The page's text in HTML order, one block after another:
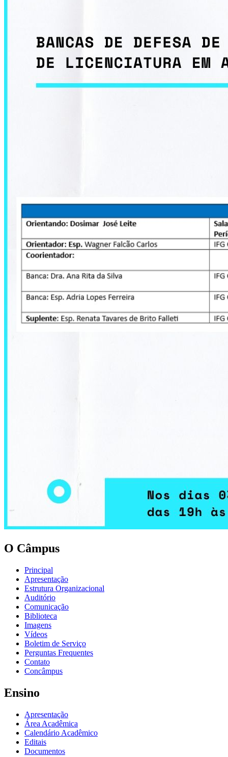
O Câmpus
Principal
Apresentação
Estrutura Organizacional
Auditório
Comunicação
Biblioteca
Imagens
Vídeos
Boletim de Serviço
Perguntas Frequentes
Contato
Concâmpus
Ensino
Apresentação
Área Acadêmica
Calendário Acadêmico
Editais
Documentos